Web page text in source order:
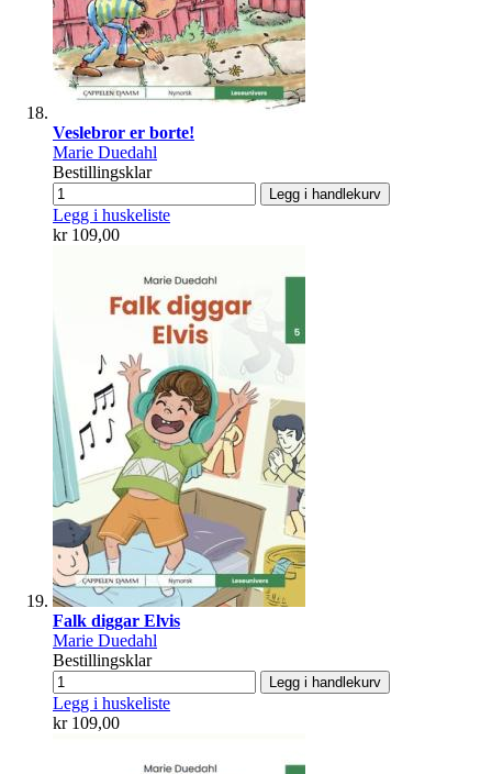
Veslebror er borte!
Marie Duedahl
Bestillingsklar
Legg i handlekurv
Legg i huskeliste
kr 109,00
Falk diggar Elvis
Marie Duedahl
Bestillingsklar
Legg i handlekurv
Legg i huskeliste
kr 109,00